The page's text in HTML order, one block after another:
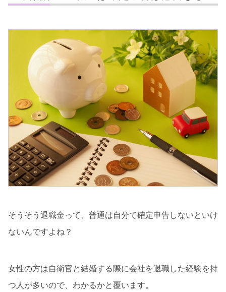
そうそう退職金って、普通は自分で確定申告しないといけ
ないんですよね？
女性の方は自衛官と結婚する際に会社を退職した経験を持
つ人が多いので、わかるかと覆います。